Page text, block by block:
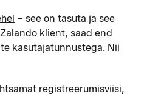
– see on tasuta ja see
klient, saad end
kasutajatunnustega. Nii
registreerumisviisi,